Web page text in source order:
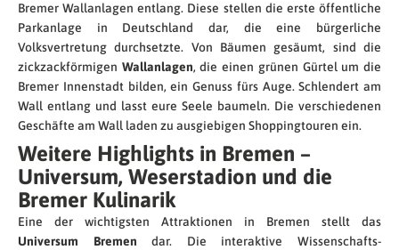
Bremer Wallanlagen entlang. Diese stellen die erste öffentliche
Parkanlage in Deutschland dar, die eine bürgerliche
Volksvertretung durchsetzte. Von Bäumen gesäumt, sind die
zickzackförmigen Wallanlagen, die einen grünen Gürtel um die
Bremer Innenstadt bilden, ein Genuss fürs Auge. Schlendert am
Wall entlang und lasst eure Seele baumeln. Die verschiedenen
Geschäfte am Wall laden zu ausgiebigen Shoppingtouren ein.
Weitere Highlights in Bremen –
Universum, Weserstadion und die
Bremer Kulinarik
Eine der wichtigsten Attraktionen in Bremen stellt das
Universum Bremen dar. Die interaktive Wissenschafts-